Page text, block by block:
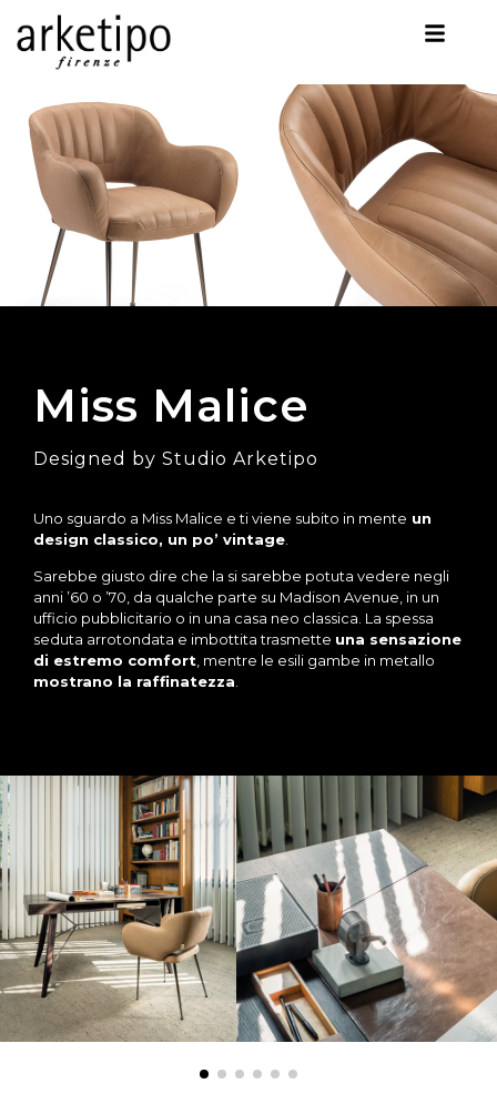
Miss Malice
Designed by Studio Arketipo
Uno sguardo a Miss Malice e ti viene subito in mente un
design classico, un po’ vintage
Sarebbe giusto dire che la si sarebbe potuta vedere negli
anni ’60 o ’70, da qualche parte su Madison Avenue, in un
ufficio pubblicitario o in una casa neo classica. La spessa
seduta arrotondata e imbottita trasmette una sensazione
di estremo comfort, mentre le esili gambe in metallo
mostrano la raffinatezza.